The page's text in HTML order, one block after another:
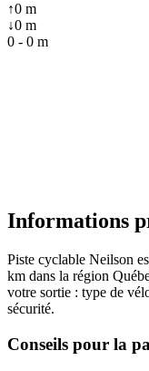
↑0 m
↓0 m
0 - 0 m
Informations
Piste cyclable Neilson
km dans la région
votre sortie : type de
sécurité.
Conseils pour la